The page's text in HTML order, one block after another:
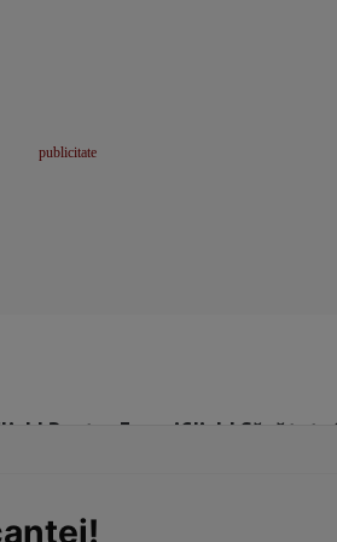
Pentru FemeiClick! Sănătate